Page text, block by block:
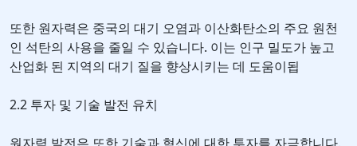
또한 원자력은 중국의 대기 오염과 이산화탄소의 주요 원천
인 석탄의 사용을 줄일 수 있습니다. 이는 인구 밀도가 높고
산업화 된 지역의 대기 질을 향상시키는 데 도움이됩
2.2 투자 및 기술 발전 유치